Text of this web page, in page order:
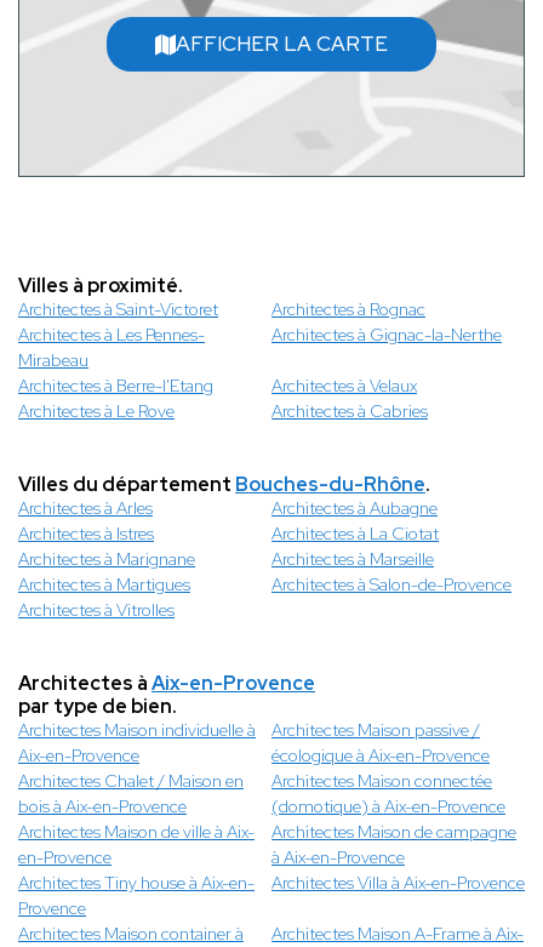
AFFICHER LA CARTE
Villes à proximité.
Architectes à Saint-Victoret
Architectes à Rognac
Architectes à Les Pennes-
Mirabeau
Architectes à Gignac-la-Nerthe
Architectes à Berre-l'Etang
Architectes à Velaux
Architectes à Le Rove
Architectes à Cabries
Villes du département Bouches-du-Rhône.
Architectes à Arles
Architectes à Aubagne
Architectes à Istres
Architectes à La Ciotat
Architectes à Marignane
Architectes à Marseille
Architectes à Martigues
Architectes à Salon-de-Provence
Architectes à Vitrolles
Architectes àAix-en-Provence
par type de bien.
Architectes Maison individuelle à
Aix-en-Provence
Architectes Maison passive /
écologique à Aix-en-Provence
Architectes Chalet / Maison en
bois à Aix-en-Provence
Architectes Maison connectée
(domotique) à Aix-en-Provence
Architectes Maison de ville à Aix-
en-Provence
Architectes Maison de campagne
à Aix-en-Provence
Architectes Tiny house à Aix-en-
Provence
Architectes Villa à Aix-en-Provence
Architectes Maison container à
Architectes Maison A-Frame à Aix-